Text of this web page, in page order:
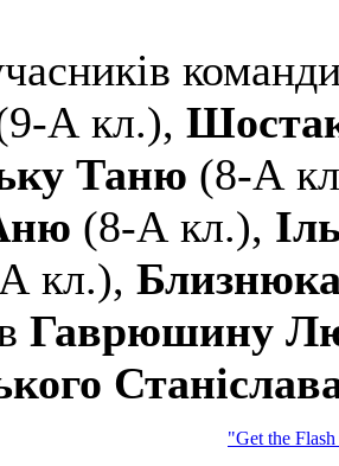
А кл.),
Таню (8-А
(8-А кл.),
кл.),
Гаврюшину
"Get the